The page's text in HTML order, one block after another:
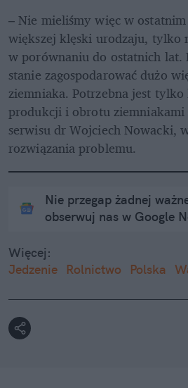
– Nie mieliśmy więc w ostatnim
większej klęski urodzaju, tylko
w porównaniu do ostatnich lat.
stanie zagospodarować dużo
ziemniaka. Potrzebna jest tylko
produkcji i obrotu
serwisu dr Wojciech Nowacki,
rozwiązania problemu.
Nie przegap żadnej
obserwuj nas w Google
Więcej:
Jedzenie
Rolnictwo Polska